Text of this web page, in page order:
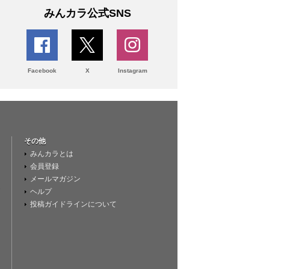
みんカラ公式SNS
Facebook X Instagram
その他
みんカラとは
会員登録
メールマガジン
ヘルプ
投稿ガイドラインについて